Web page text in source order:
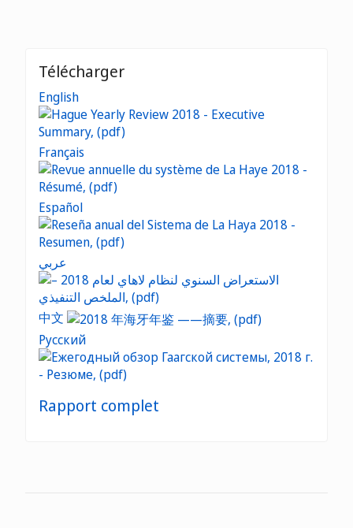
Télécharger
English
Français
Español
عربي
中文
Русский
Rapport complet